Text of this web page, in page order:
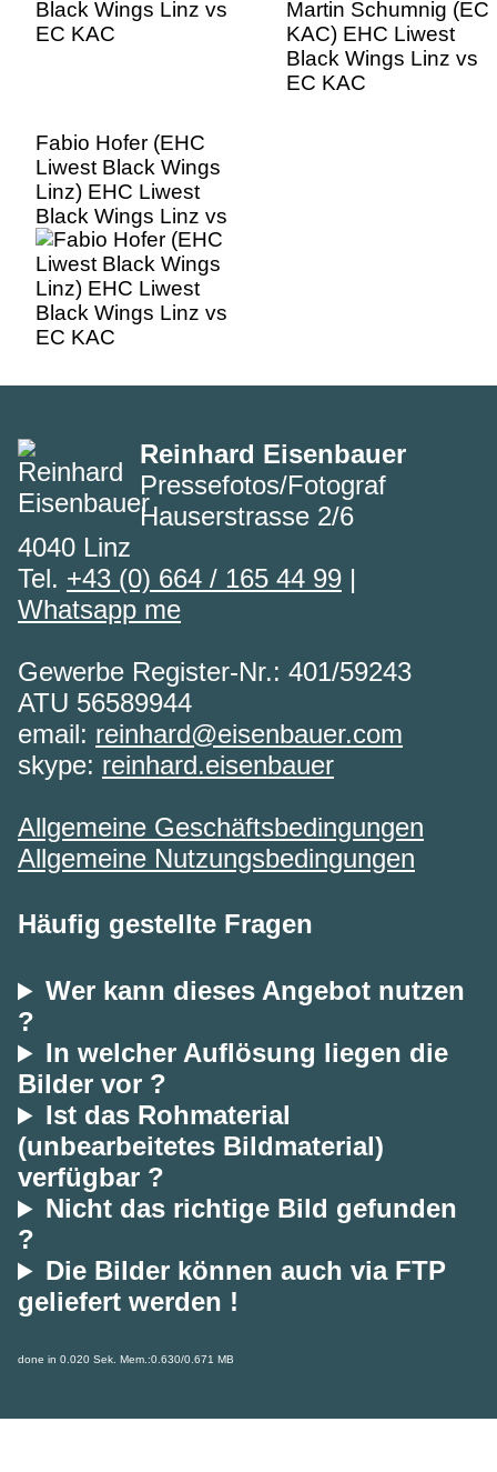
Fabio Hofer (EHC
Liwest Black Wings
Linz) EHC Liwest
Black Wings Linz vs
EC KAC
Reinhard Eisenbauer
Pressefotos/Fotograf
Hauserstrasse 2/6
4040 Linz
Tel. +43 (0) 664 / 165 44 99 |
Whatsapp me
Gewerbe Register-Nr.: 401/59243
ATU 56589944
email: reinhard@eisenbauer.com
skype: reinhard.eisenbauer
Allgemeine Geschäftsbedingungen
Allgemeine Nutzungsbedingungen
Häufig gestellte Fragen
Wer kann dieses Angebot nutzen
?
In welcher Auflösung liegen die
Bilder vor ?
Ist das Rohmaterial
(unbearbeitetes Bildmaterial)
verfügbar ?
Nicht das richtige Bild gefunden
?
Die Bilder können auch via FTP
geliefert werden !
done in 0.020 Sek. Mem.:0.630/0.671 MB